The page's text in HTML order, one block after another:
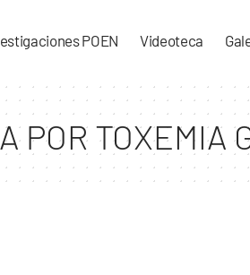
POEN Videoteca
POR TOXEMIA